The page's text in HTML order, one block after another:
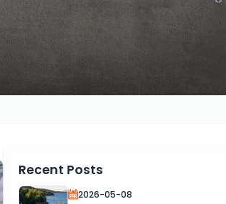
Recent Posts
2026-05-08